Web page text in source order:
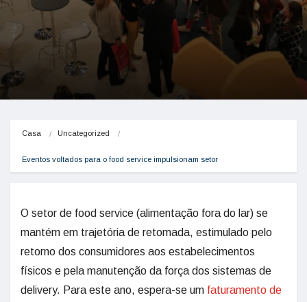
Casa Uncategorized
Eventos voltados para o food service impulsionam setor
O setor de food service (alimentação fora do lar) se
mantém em trajetória de retomada, estimulado pelo
retorno dos consumidores aos estabelecimentos
físicos e pela manutenção da força dos sistemas de
delivery. Para este ano, espera-se um faturamento de